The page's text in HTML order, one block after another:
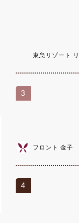
東急リゾート
3
フロント 金子
4